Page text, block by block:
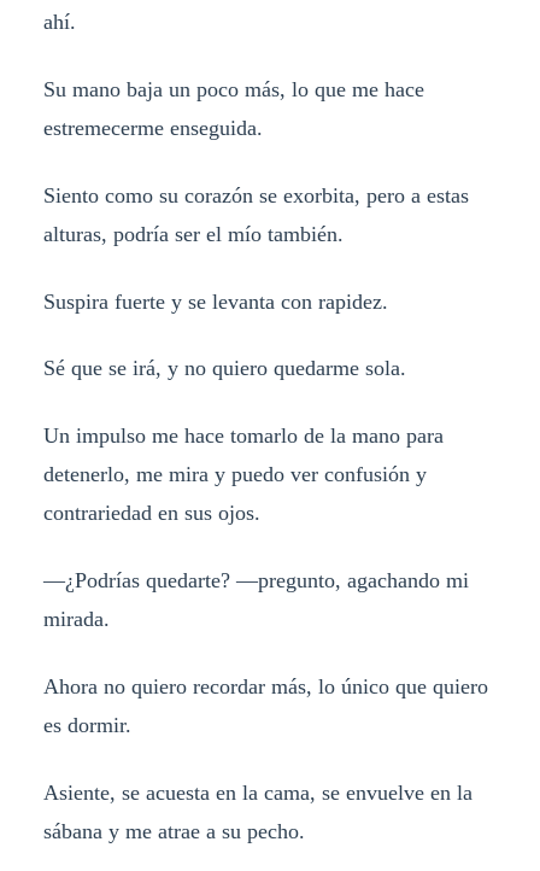
ahí.
Su mano baja un poco más, lo que me hace
estremecerme enseguida.
Siento como su corazón se exorbita, pero a estas
alturas, podría ser el mío también.
Suspira fuerte y se levanta con rapidez.
Sé que se irá, y no quiero quedarme sola.
Un impulso me hace tomarlo de la mano para
detenerlo, me mira y puedo ver confusión y
contrariedad en sus ojos.
—¿Podrías quedarte? —pregunto, agachando mi
mirada.
Ahora no quiero recordar más, lo único que quiero
es dormir.
Asiente, se acuesta en la cama, se envuelve en la
sábana y me atrae a su pecho.